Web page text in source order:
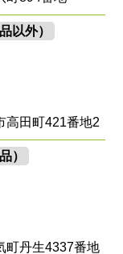
以外）
高田町421番地2
）
町丹生4337番地